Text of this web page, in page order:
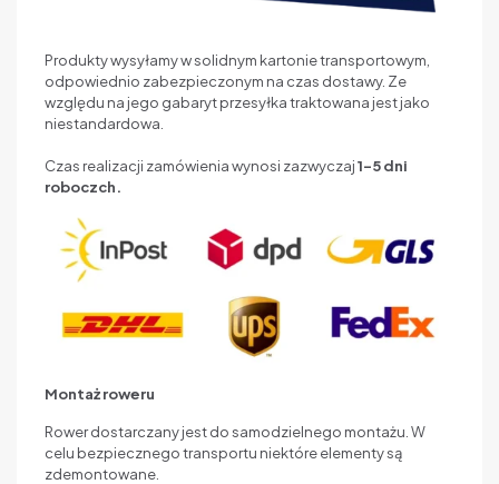
Produkty wysyłamy w solidnym kartonie transportowym,
odpowiednio zabezpieczonym na czas dostawy. Ze
względu na jego gabaryt przesyłka traktowana jest jako
niestandardowa.
Czas realizacji zamówienia wynosi zazwyczaj1–5 dni
roboczch.
Montaż roweru
Rower dostarczany jest do samodzielnego montażu. W
celu bezpiecznego transportu niektóre elementy są
zdemontowane.